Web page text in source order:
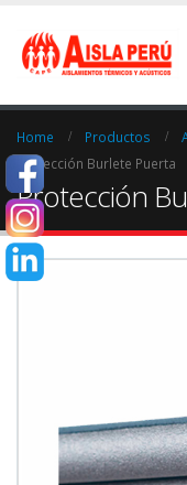
Home Productos
Protección Burlete Puerta
Protección